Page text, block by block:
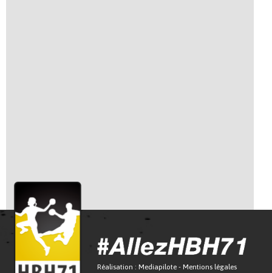
Réalisation : Mediapilote - Mentions légales